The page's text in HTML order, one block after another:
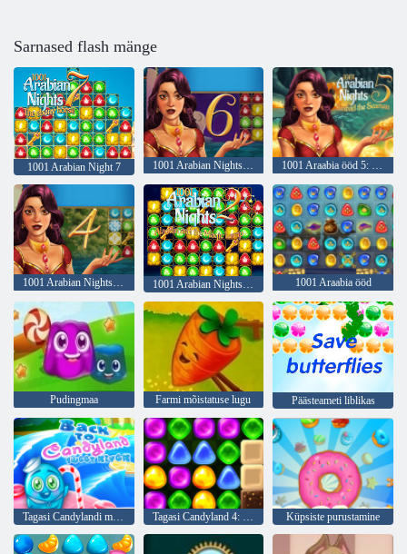
Sarnased flash mänge
1001 Arabian Night 7 1001 Arabian Nights 6: Alibaba ja 40 vargad 1001 Araabia ööd 5: Sinbad Meremees
1001 Arabian Nights 4: Kuningas ja tema Falcon 1001 Arabian Nights 2: Aladdin ja Magica Lamp 1001 Araabia ööd
Pudingmaa Farmi mõistatuse lugu Päästeameti liblikas
Tagasi Candylandi magusa jõe juurde Tagasi Candyland 4: Lollipopi aed Küpsiste purustamine